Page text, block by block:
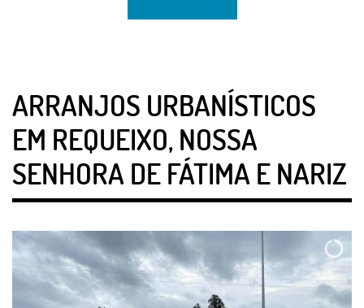
ARRANJOS URBANÍSTICOS
EM REQUEIXO, NOSSA
SENHORA DE FÁTIMA E NARIZ